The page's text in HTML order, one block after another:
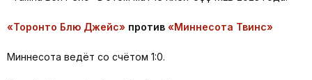
«Торонто Блю Джейс» против «Миннесота Твинс»
Миннесота ведёт со счётом 1:0.